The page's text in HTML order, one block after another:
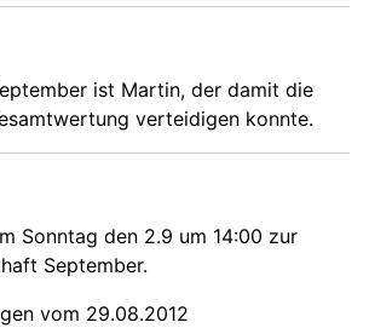
ist Martin, der damit die
verteidigen konnte.
Sonntag den 2.9 um 14:00 zur
September.
vom 29.08.2012